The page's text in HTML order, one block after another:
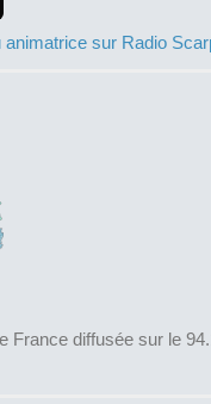
sur Radio
France diffusée sur le